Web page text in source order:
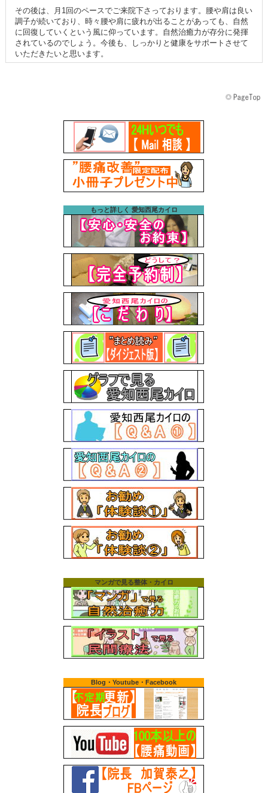
その後は、月1回のペースでご来院下さっております。腰や肩は良い
調子が続いており、時々腰や肩に疲れが出ることがあっても、自然
に回復していくという風に仰っています。自然治癒力が存分に発揮
されているのでしょう。今後も、しっかりと健康をサポートさせて
いただきたいと思います。
もっと詳しく 愛知西尾カイロ
マンガで見る整体・カイロ
Blog・Youtube・Facebook